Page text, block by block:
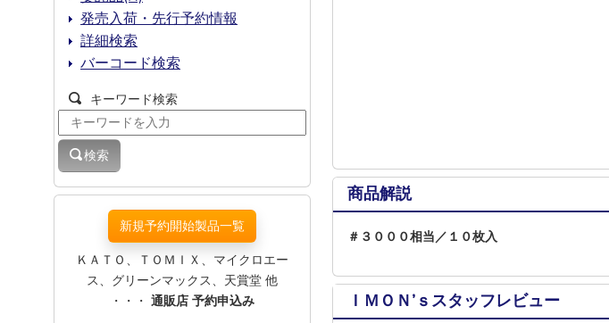
商品解説
＃３０００相当／１０枚入
ＩＭＯＮ’ｓスタッフレビュー
発売入荷・先行予約情報
詳細検索
バーコード検索
キーワード検索
検索
新規予約開始製品一覧
ＫＡＴＯ、ＴＯＭＩＸ、マイクロエー
ス、グリーンマックス、天賞堂 他
・・・ 通販店 予約申込み